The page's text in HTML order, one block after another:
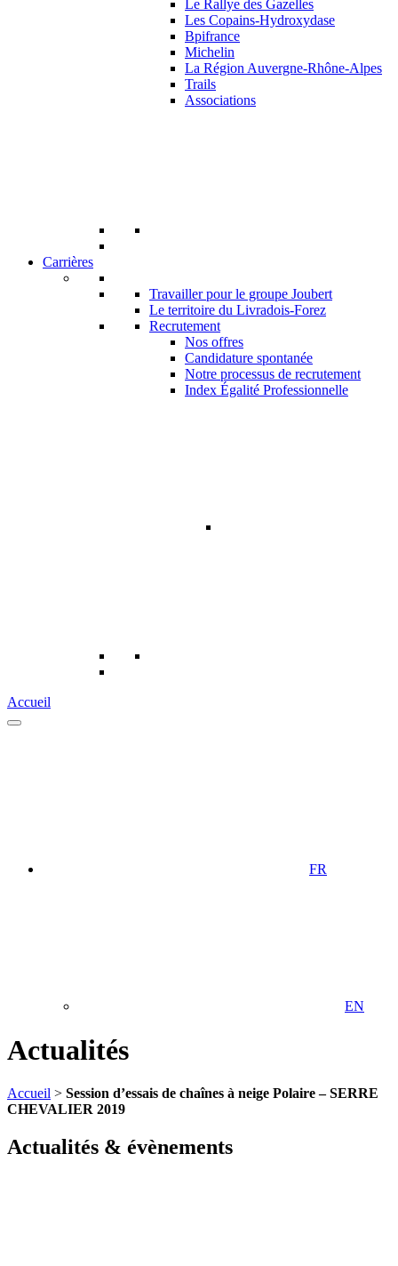
Le Rallye des Gazelles
Les Copains-Hydroxydase
Bpifrance
Michelin
La Région Auvergne-Rhône-Alpes
Trails
Associations
Carrières
Travailler pour le groupe Joubert
Le territoire du Livradois-Forez
Recrutement
Nos offres
Candidature spontanée
Notre processus de recrutement
Index Égalité Professionnelle
Accueil
FR
EN
Actualités
Accueil > Session d’essais de chaînes à neige Polaire – SERRE
CHEVALIER 2019
Actualités & évènements